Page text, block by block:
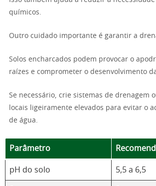
químicos.
Outro cuidado importante é garantir a
Solos encharcados podem provocar o
raízes e comprometer o desenvolvimento
Se necessário, crie sistemas de drenagem
locais ligeiramente elevados para evitar o
de água.
Parâmetro
pH do solo 5,5 a 6,5